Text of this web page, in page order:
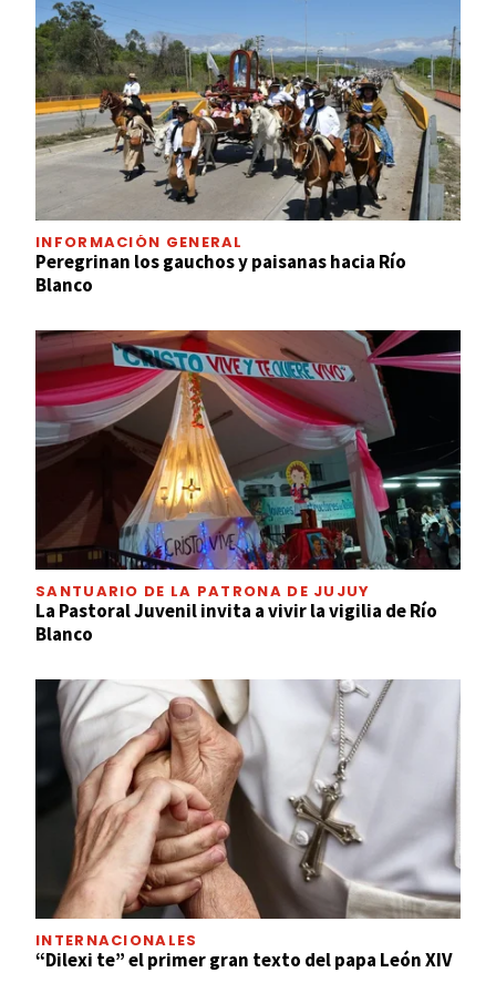
INFORMACIÓN GENERAL
Peregrinan los gauchos y paisanas hacia Río
Blanco
SANTUARIO DE LA PATRONA DE JUJUY
La Pastoral Juvenil invita a vivir la vigilia de Río
Blanco
INTERNACIONALES
“Dilexi te” el primer gran texto del papa León XIV